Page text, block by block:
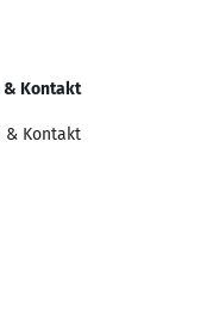
& Kontakt
& Kontakt